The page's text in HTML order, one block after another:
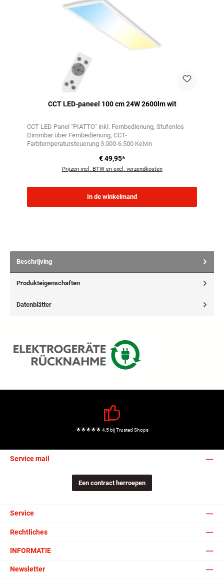
CCT LED-paneel 100 cm 24W 2600lm wit
CCT LED Panel "PIATTO" inkl. Fernbedienung Stufenlos
Dimmbar über Fernbedienung CCT-
Farbtemperatursteuerung 3.000-6.500 Kelvin
€ 49,95*
Prijzen incl. BTW en excl. verzendkosten
In de winkelmand
Beschrijving
Produkteigenschaften
Datenblätter
🌟🌟🌟🌟🌟 4,5 bij Trusted Shops
Service mail
Een contract herroepen
Service
Rechtliches
INFORMATIE
Newsletter